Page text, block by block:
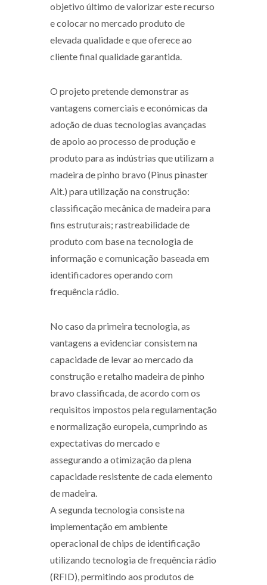
objetivo último de valorizar este recurso
e colocar no mercado produto de
elevada qualidade e que oferece ao
cliente final qualidade garantida.
O projeto pretende demonstrar as
vantagens comerciais e económicas da
adoção de duas tecnologias avançadas
de apoio ao processo de produção e
produto para as indústrias que utilizam a
madeira de pinho bravo (Pinus pinaster
Ait.) para utilização na construção:
classificação mecânica de madeira para
fins estruturais; rastreabilidade de
produto com base na tecnologia de
informação e comunicação baseada em
identificadores operando com
frequência rádio.
No caso da primeira tecnologia, as
vantagens a evidenciar consistem na
capacidade de levar ao mercado da
construção e retalho madeira de pinho
bravo classificada, de acordo com os
requisitos impostos pela regulamentação
e normalização europeia, cumprindo as
expectativas do mercado e
assegurando a otimização da plena
capacidade resistente de cada elemento
de madeira.
A segunda tecnologia consiste na
implementação em ambiente
operacional de chips de identificação
utilizando tecnologia de frequência rádio
(RFID), permitindo aos produtos de